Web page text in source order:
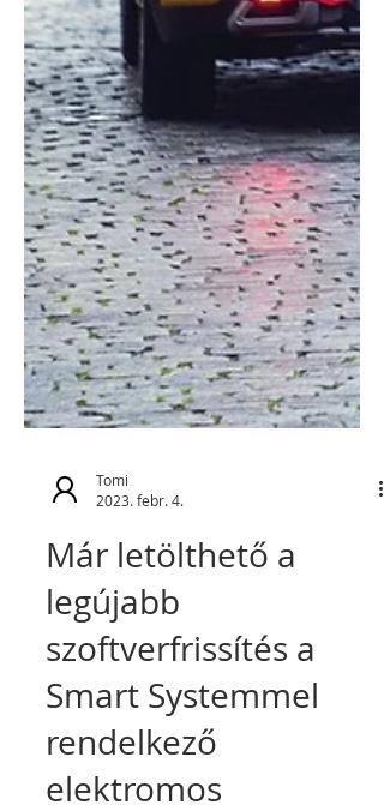
Tomi
2023. febr. 4.
Már letölthető a
legújabb
szoftverfrissítés a
Smart Systemmel